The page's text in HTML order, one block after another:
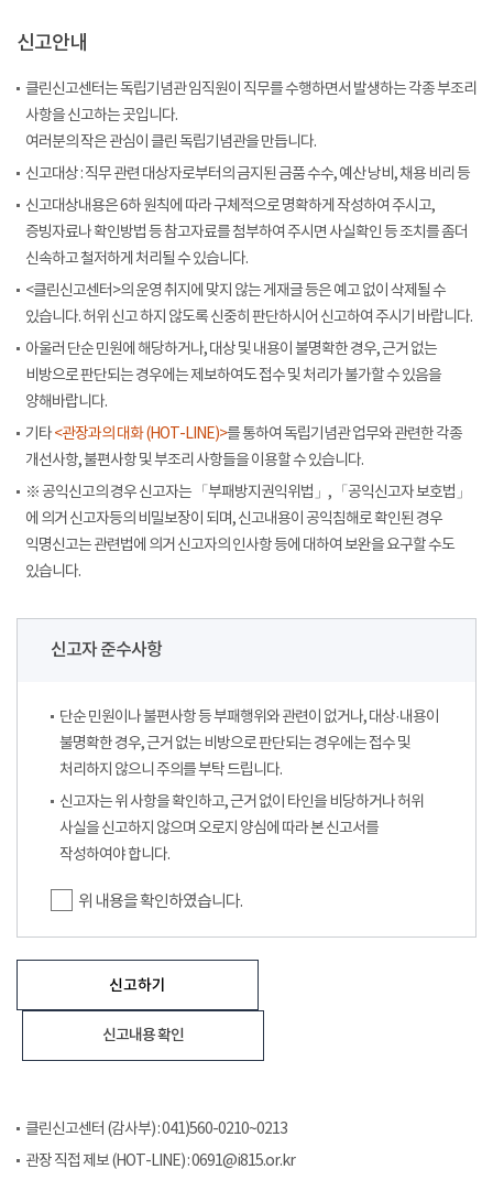
신고안내
클린신고센터는 독립기념관 임직원이 직무를 수행하면서 발생하는 각종 부조리
사항을 신고하는 곳입니다.
여러분의 작은 관심이 클린 독립기념관을 만듭니다.
신고대상 : 직무 관련 대상자로부터의 금지된 금품 수수, 예산 낭비, 채용 비리 등
신고대상내용은 6하 원칙에 따라 구체적으로 명확하게 작성하여 주시고,
증빙자료나 확인방법 등 참고자료를 첨부하여 주시면 사실확인 등 조치를 좀더
신속하고 철저하게 처리될 수 있습니다.
<클린신고센터>의 운영 취지에 맞지 않는 게재글 등은 예고 없이 삭제될 수
있습니다. 허위 신고 하지 않도록 신중히 판단하시어 신고하여 주시기 바랍니다.
아울러 단순 민원에 해당하거나, 대상 및 내용이 불명확한 경우, 근거 없는
비방으로 판단되는 경우에는 제보하여도 접수 및 처리가 불가할 수 있음을
양해바랍니다.
기타<관장과의 대화 (HOT-LINE)>를 통하여 독립기념관 업무와 관련한 각종
개선사항, 불편사항 및 부조리 사항들을 이용할 수 있습니다.
※ 공익신고의 경우 신고자는 「부패방지권익위법」, 「공익신고자 보호법」
에 의거 신고자등의 비밀보장이 되며, 신고내용이 공익침해로 확인된 경우
익명신고는 관련법에 의거 신고자의 인사항 등에 대하여 보완을 요구할 수도
있습니다.
신고자 준수사항
단순 민원이나 불편사항 등 부패행위와 관련이 없거나, 대상·내용이
불명확한 경우, 근거 없는 비방으로 판단되는 경우에는 접수 및
처리하지 않으니 주의를 부탁 드립니다.
신고자는 위 사항을 확인하고, 근거 없이 타인을 비당하거나 허위
사실을 신고하지 않으며 오로지 양심에 따라 본 신고서를
작성하여야 합니다.
위 내용을 확인하였습니다.
신고하기
신고내용 확인
클린신고센터 (감사부) : 041)560-0210~0213
관장 직접 제보 (HOT-LINE) : 0691@i815.or.kr